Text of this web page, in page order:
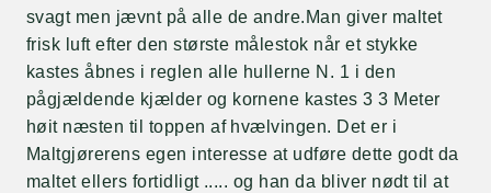
svagt men jævnt på alle de andre.Man giver maltet
frisk luft efter den største målestok når et stykke
kastes åbnes i reglen alle hullerne N. 1 i den
pågjældende kjælder og kornene kastes 3 3 Meter
høit næsten til toppen af hvælvingen. Det er i
Maltgjørerens egen interesse at udføre dette godt da
maltet ellers fortidligt ..... og han da bliver nødt til at